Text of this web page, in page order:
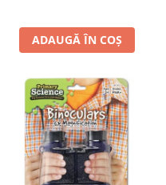
ADAUGĂ ÎN COȘ